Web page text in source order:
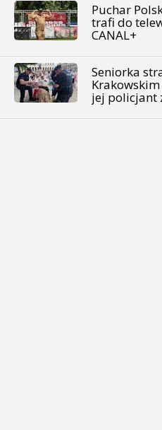
Puchar
trafi do
CANAL+
Seniorka
Krakowskim
jej policjant